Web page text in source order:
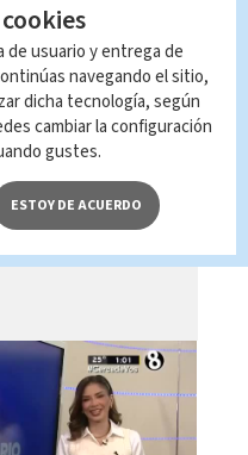
con Paula
2026
de usuario y entrega de
navegando el sitio,
dicha tecnología, según
cambiar la configuración
gustes.
ESTOY DE ACUERDO